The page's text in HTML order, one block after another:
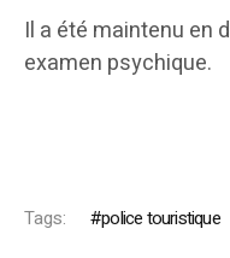
Il a été maintenu en
examen psychique.
Tags: police touristique